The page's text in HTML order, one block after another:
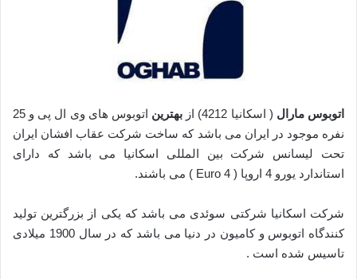
اتوبوس مارال ( اسکانیا 4212) از بهترین
اتوبوس های وی ال پی و 25
نفره موجود در ایران می باشد که ساخت شرکت عقاب افشان ایران
تحت لیسانس شرکت بین المللی اسکانیا می باشد که دارای
استاندارد یورو 4 اروپا ( Euro 4 ) می باشند.
شرکت اسکانیا شرکتی سوئدی می باشد که یکی از بزرگترین تولید
کنندگاه اتوبوس و کامیون در دنیا می باشد که در سال 1900 میلادی
تاسیس شده است .